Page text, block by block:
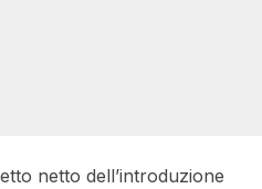
netto dell’introduzione